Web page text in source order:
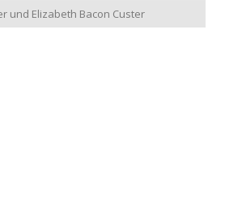
und Elizabeth Bacon Custer